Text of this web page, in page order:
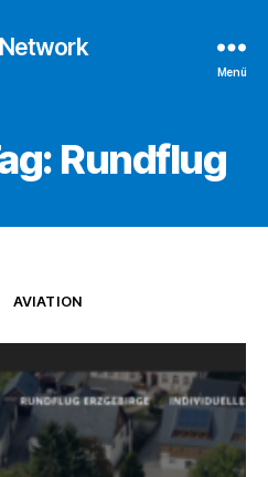
Menü
Rundflug
AVIATION